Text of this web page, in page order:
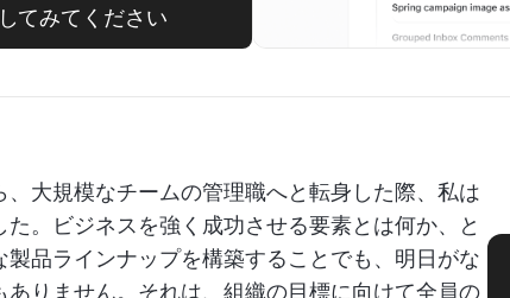
てみてください
大規模なチームの管理職へと転身した際、私は
。ビジネスを強く成功させる要素とは何か、と
品ラインナップを構築することでも、明日がな
りません。それは、組織の目標に向けて全員の